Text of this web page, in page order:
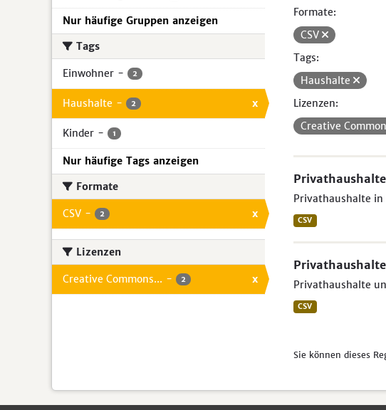
Nur häufige Gruppen anzeigen
Tags
Einwohner - 2
Haushalte - 2 x
Kinder - 1
Nur häufige Tags anzeigen
Formate
CSV - 2 x
Lizenzen
Creative Commons... - 2 x
Formate:
CSV
Tags:
Haushalte
Lizenzen:
Creative
Privathaushalte in
CSV
Privathaushalte
CSV
Sie können dieses